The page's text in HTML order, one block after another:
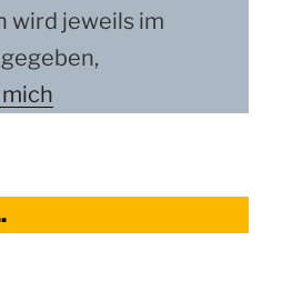
wird jeweils im